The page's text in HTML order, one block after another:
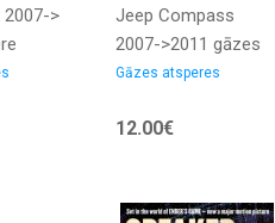
>
Jeep Compass
2007->2011 gāzes
atspere aizmugures
skalruniem MARELLI
Gāzes atsperes
12.00€